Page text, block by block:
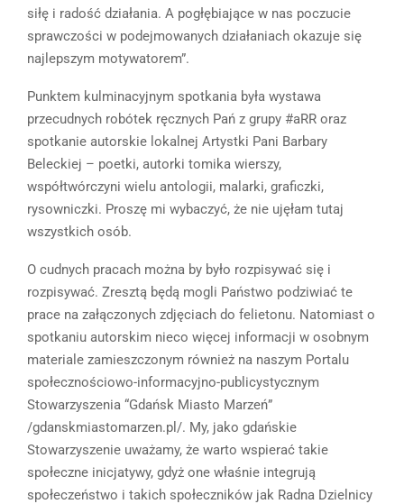
siłę i radość działania. A pogłębiające w nas poczucie
sprawczości w podejmowanych działaniach okazuje się
najlepszym motywatorem”.
Punktem kulminacyjnym spotkania była wystawa
przecudnych robótek ręcznych Pań z grupy #aRR oraz
spotkanie autorskie lokalnej Artystki Pani Barbary
Beleckiej – poetki, autorki tomika wierszy,
współtwórczyni wielu antologii, malarki, graficzki,
rysowniczki. Proszę mi wybaczyć, że nie ujęłam tutaj
wszystkich osób.
O cudnych pracach można by było rozpisywać się i
rozpisywać. Zresztą będą mogli Państwo podziwiać te
prace na załączonych zdjęciach do felietonu. Natomiast o
spotkaniu autorskim nieco więcej informacji w osobnym
materiale zamieszczonym również na naszym Portalu
społecznościowo-informacyjno-publicystycznym
Stowarzyszenia “Gdańsk Miasto Marzeń”
/gdanskmiastomarzen.pl/. My, jako gdańskie
Stowarzyszenie uważamy, że warto wspierać takie
społeczne inicjatywy, gdyż one właśnie integrują
społeczeństwo i takich społeczników jak Radna Dzielnicy